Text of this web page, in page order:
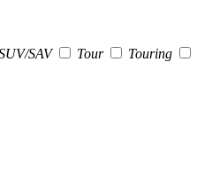
SAV Tour Touring